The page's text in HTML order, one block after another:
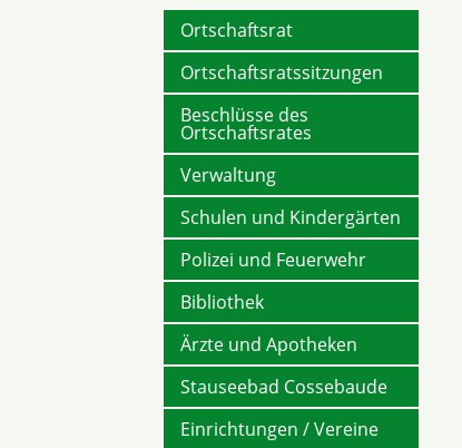
Ortschaftsrat
Ortschaftsratssitzungen
Beschlüsse des
Ortschaftsrates
Verwaltung
Schulen und Kindergärten
Polizei und Feuerwehr
Bibliothek
Ärzte und Apotheken
Stauseebad Cossebaude
Einrichtungen / Vereine